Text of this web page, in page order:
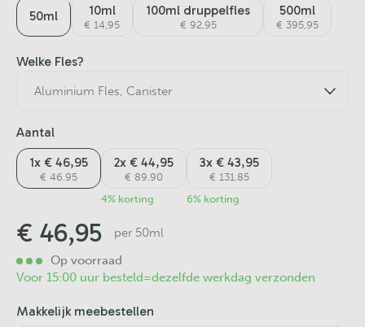
50ml 10ml
€ 14,95
500ml
€ 395,95
100ml druppelfles
€ 92,95
Welke Fles?
Aantal
1x € 46,95
€ 46.95
2x € 44,95
€ 89.90
4% korting
3x € 43,95
€ 131.85
6% korting
€ 46,95
per 50ml
Op voorraad
Voor 15:00 uur besteld=dezelfde werkdag verzonden
Makkelijk meebestellen